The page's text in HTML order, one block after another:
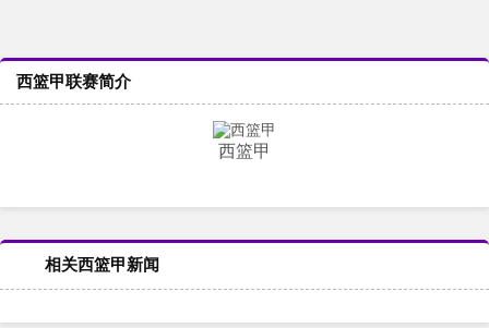
西篮甲联赛简介
西篮甲
相关西篮甲新闻